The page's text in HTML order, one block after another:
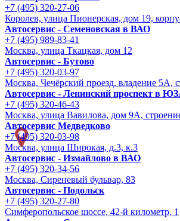
+7 (495) 320-27-06
Королев, улица Пионерская, дом 19,
Автосервис - Семеновская в ВАО
+7 (495) 989-83-41
Москва, улица Ткацкая, дом 12
Автосервис - Бутово
+7 (495) 320-03-97
Москва, Чечёрский проезд, владение 5А,
Автосервис - Ленинский проспект в
+7 (495) 320-46-43
Москва, улица Вавилова, дом 9A,
Автосервис Медведково
+7 (495) 320-03-98
Москва, улица Широкая, д.3, к.3
Автосервис - Измайлово в ВАО
+7 (495) 320-34-56
Москва, Сиреневый бульвар, 83
Автосервис - Подольск
+7 (495) 320-27-80
Симферопольское шоссе, 42-й километр, 1